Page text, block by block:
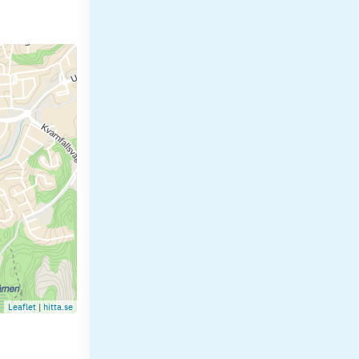
Leaflet | hitta.se